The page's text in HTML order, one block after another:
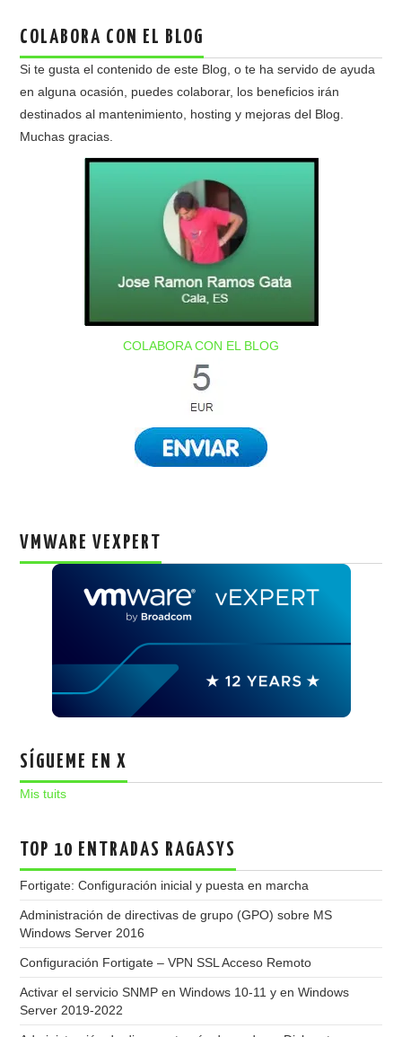
COLABORA CON EL BLOG
Si te gusta el contenido de este Blog, o te ha servido de ayuda
en alguna ocasión, puedes colaborar, los beneficios irán
destinados al mantenimiento, hosting y mejoras del Blog.
Muchas gracias.
COLABORA CON EL BLOG
VMWARE VEXPERT
SÍGUEME EN X
Mis tuits
TOP 10 ENTRADAS RAGASYS
Fortigate: Configuración inicial y puesta en marcha
Administración de directivas de grupo (GPO) sobre MS
Windows Server 2016
Configuración Fortigate – VPN SSL Acceso Remoto
Activar el servicio SNMP en Windows 10-11 y en Windows
Server 2019-2022